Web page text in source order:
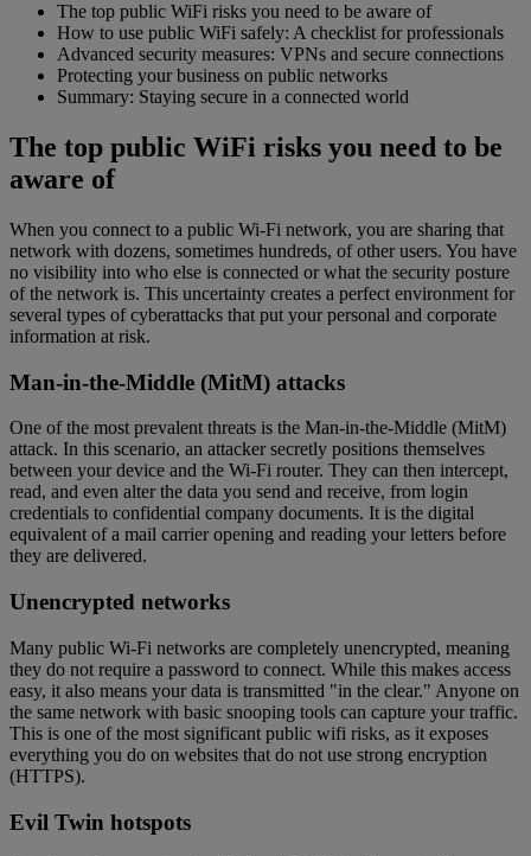
The top public WiFi risks you need to be aware of
How to use public WiFi safely: A checklist for professionals
Advanced security measures: VPNs and secure connections
Protecting your business on public networks
Summary: Staying secure in a connected world
The top public WiFi risks you need to be
aware of
When you connect to a public Wi-Fi network, you are sharing that
network with dozens, sometimes hundreds, of other users. You have
no visibility into who else is connected or what the security posture
of the network is. This uncertainty creates a perfect environment for
several types of cyberattacks that put your personal and corporate
information at risk.
Man-in-the-Middle (MitM) attacks
One of the most prevalent threats is the Man-in-the-Middle (MitM)
attack. In this scenario, an attacker secretly positions themselves
between your device and the Wi-Fi router. They can then intercept,
read, and even alter the data you send and receive, from login
credentials to confidential company documents. It is the digital
equivalent of a mail carrier opening and reading your letters before
they are delivered.
Unencrypted networks
Many public Wi-Fi networks are completely unencrypted, meaning
they do not require a password to connect. While this makes access
easy, it also means your data is transmitted "in the clear." Anyone on
the same network with basic snooping tools can capture your traffic.
This is one of the most significant public wifi risks, as it exposes
everything you do on websites that do not use strong encryption
(HTTPS).
Evil Twin hotspots